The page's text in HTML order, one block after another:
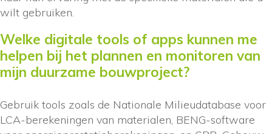
wilt gebruiken.
Welke digitale tools of apps kunnen me
helpen bij het plannen en monitoren van
mijn duurzame bouwproject?
Gebruik tools zoals de Nationale Milieudatabase voor
LCA-berekeningen van materialen, BENG-software